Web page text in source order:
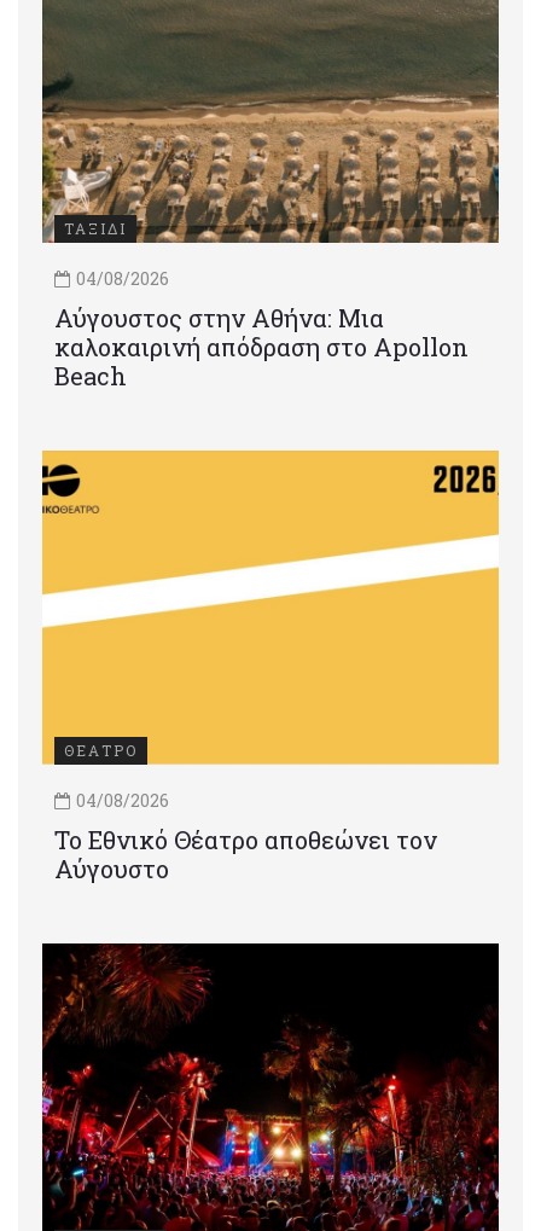
ΤΑΞΙΔΙ
04/08/2026
Αύγουστος στην Αθήνα: Μια
καλοκαιρινή απόδραση στο Apollon
Beach
ΘΕΑΤΡΟ
04/08/2026
Το Εθνικό Θέατρο αποθεώνει τον
Αύγουστο